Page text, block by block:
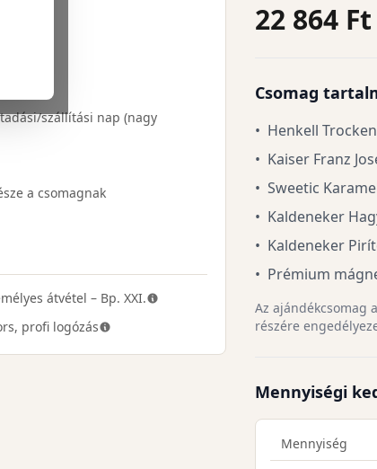
szállítási nap (nagy
a csomagnak
átvétel – Bp. XXI.
profi logózás
22 864 Ft
Csomag
• Henkell
• Kaiser Franz
• Sweetic
• Kaldeneker
• Kaldeneker
• Prémium
Az ajándékcsomag
részére
Mennyiségi
Mennyiség